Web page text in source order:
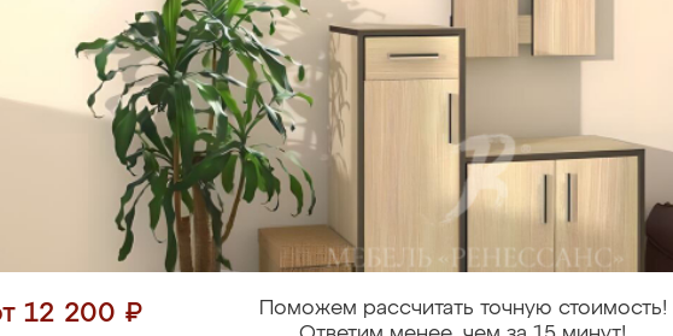
12 200 ₽
Поможем рассчитать точную стоимость!